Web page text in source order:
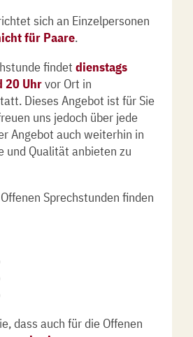
sich an Einzelpersonen
für Paare.
findet dienstags
20 Uhrvor Ort in
Dieses Angebot ist für Sie
uns jedoch über jede
Angebot auch weiterhin in
und Qualität anbieten zu
Sprechstunden finden
dass auch für die Offenen